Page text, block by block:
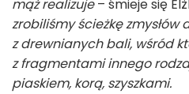
mąż realizuje– śmieje się
zrobiliśmy ścieżkę
z drewnianych bali, wśród
z fragmentami innego
piaskiem, korą, szyszkami.